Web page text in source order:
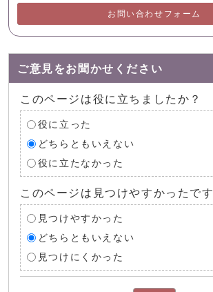
お問い合わせフォーム
ご意見をお聞かせください
このページは役に立ちましたか？
役に立った
どちらともいえない
役に立たなかった
このページは見つけやすかったです
見つけやすかった
どちらともいえない
見つけにくかった